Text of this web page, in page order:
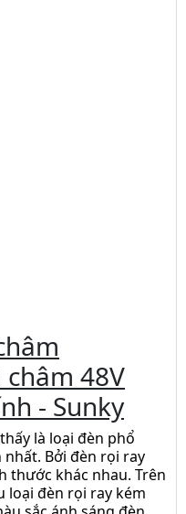
là loại đèn phổ
nhất. Bởi đèn rọi ray
thước khác nhau. Trên
đèn rọi ray kém